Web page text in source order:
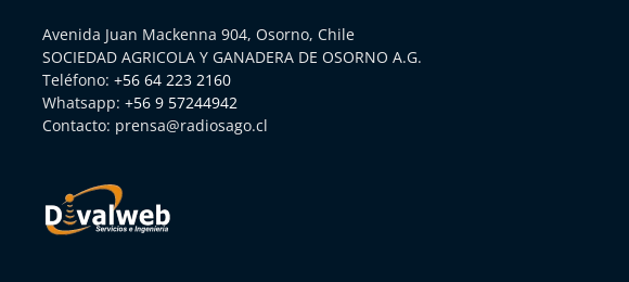
Avenida Juan Mackenna 904, Osorno, Chile
SOCIEDAD AGRICOLA Y GANADERA DE OSORNO A.G.
Teléfono: +56 64 223 2160
Whatsapp: +56 9 57244942
Contacto: prensa@radiosago.cl